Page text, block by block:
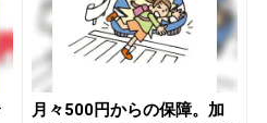
月々500円からの保障。加